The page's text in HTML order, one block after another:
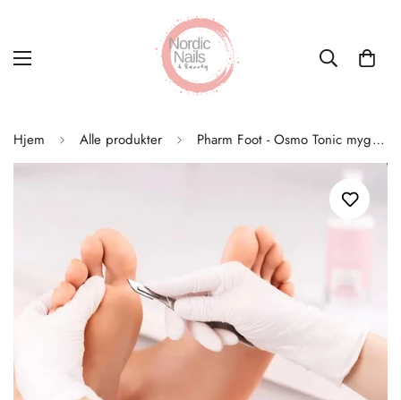
Hjem Alle produkter Pharm Foot - Osmo Tonic mygjørende spray 150 ml